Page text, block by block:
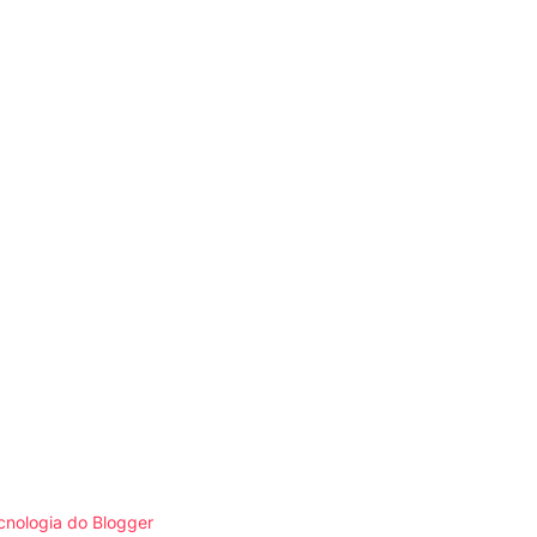
do Blogger